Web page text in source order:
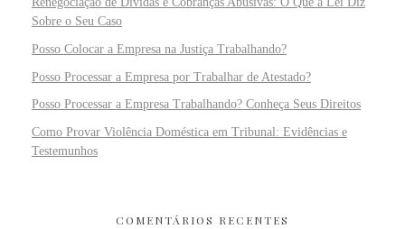
Sobre o Seu Caso
Posso Colocar a Empresa na Justiça Trabalhando?
Posso Processar a Empresa por Trabalhar de Atestado?
Posso Processar a Empresa Trabalhando? Conheça Seus Direitos
Como Provar Violência Doméstica em Tribunal: Evidências e
Testemunhos
COMENTÁRIOS RECENTES